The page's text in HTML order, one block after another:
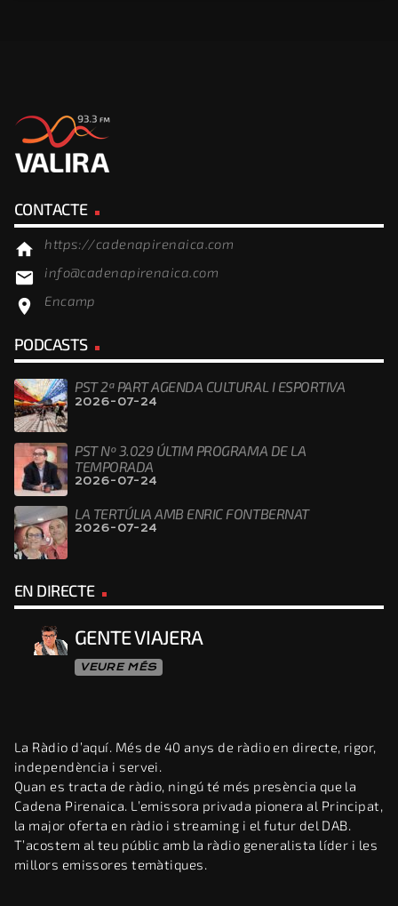
CONTACTE
home https://cadenapirenaica.com
email info@cadenapirenaica.com
location_on Encamp
PODCASTS
PST 2ª PART AGENDA CULTURAL I ESPORTIVA
2026-07-24
PST Nº 3.029 ÚLTIM PROGRAMA DE LA
TEMPORADA
2026-07-24
LA TERTÚLIA AMB ENRIC FONTBERNAT
2026-07-24
EN DIRECTE
GENTE VIAJERA
VEURE MÉS
La Ràdio d’aquí. Més de 40 anys de ràdio en directe, rigor,
independència i servei.
Quan es tracta de ràdio, ningú té més presència que la
Cadena Pirenaica. L’emissora privada pionera al Principat,
la major oferta en ràdio i streaming i el futur del DAB.
T’acostem al teu públic amb la ràdio generalista líder i les
millors emissores temàtiques.